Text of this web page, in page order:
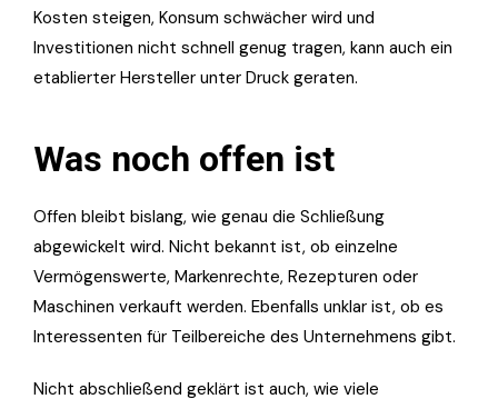
Kosten steigen, Konsum schwächer wird und
Investitionen nicht schnell genug tragen, kann auch ein
etablierter Hersteller unter Druck geraten.
Was noch offen ist
Offen bleibt bislang, wie genau die Schließung
abgewickelt wird. Nicht bekannt ist, ob einzelne
Vermögenswerte, Markenrechte, Rezepturen oder
Maschinen verkauft werden. Ebenfalls unklar ist, ob es
Interessenten für Teilbereiche des Unternehmens gibt.
Nicht abschließend geklärt ist auch, wie viele